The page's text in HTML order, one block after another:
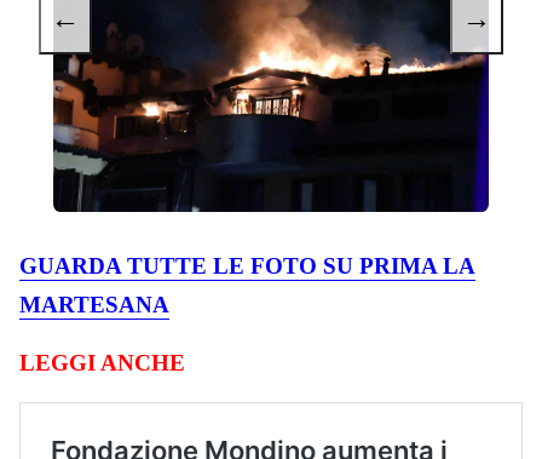
← →
GUARDA TUTTE LE FOTO SU PRIMA LA
MARTESANA
LEGGI ANCHE